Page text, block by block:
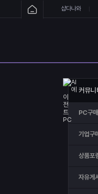
샵다나와
커뮤니
PC구
기업구
상품포
자유게